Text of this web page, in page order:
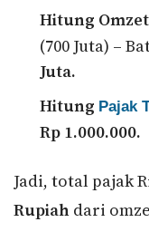
Hitung
(700 Juta) –
Juta.
Hitung Pajak
Rp 1.000.000.
Jadi, total pajak
Rupiah dari